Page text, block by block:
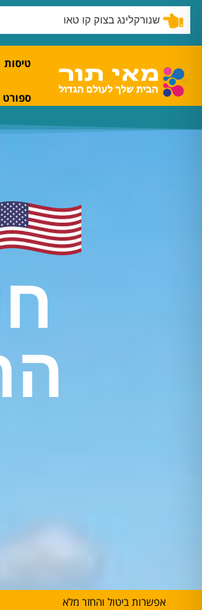
קורס צלילה בקו טאו
טיסות
ספורט
אטרקציות
אפשרות ביטול והחזר מלא